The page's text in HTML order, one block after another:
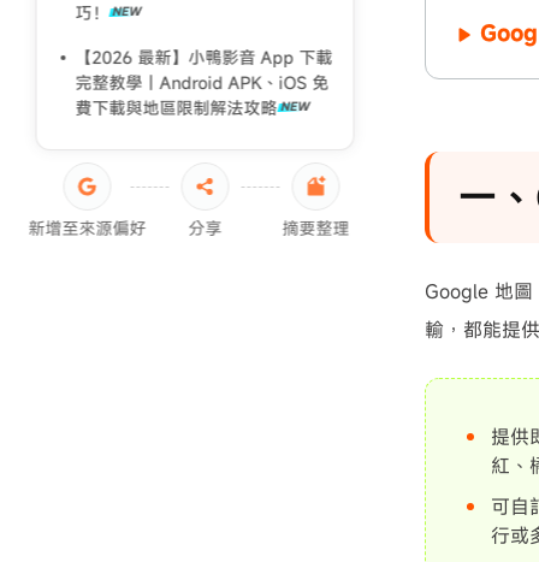
2024最強寶可夢虛擬定位工具推薦
巧！
【2026 最新】小鴨影音 App 下載
完整教學｜Android APK、iOS 免
費下載與地區限制解法攻略
新增至來源偏好 分享 摘要整理
一
Google 地
輸，都能提
提供
紅、
可自
行或